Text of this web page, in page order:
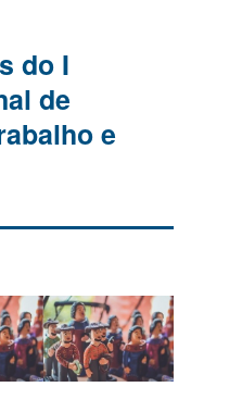
do I
de
e